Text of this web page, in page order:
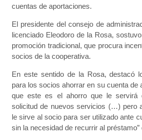
cuentas de aportaciones.
El presidente del consejo de
licenciado Eleodoro de la Rosa,
promoción tradicional, que procura
socios de la cooperativa.
En este sentido de la Rosa, destacó
para los socios ahorrar en su cuenta de
que este es el ahorro que le servirá
solicitud de nuevos servicios (…) pero
le sirve al socio para ser utilizado ante
sin la necesidad de recurrir al préstamo”